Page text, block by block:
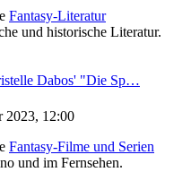
Fantasy-Literatur
und historische Literatur.
Dabos' "Die Sp…
2023, 12:00
Fantasy-Filme und Serien
und im Fernsehen.